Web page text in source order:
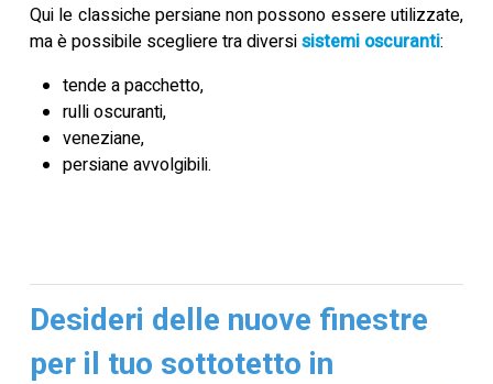
Qui le classiche persiane non possono essere utilizzate,
ma è possibile scegliere tra diversisistemi oscuranti:
tende a pacchetto,
rulli oscuranti,
veneziane,
persiane avvolgibili.
Desideri delle nuove finestre
per il tuo sottotetto in